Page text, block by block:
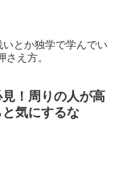
とか独学で学んでい
え方。
！周りの人が高
気にするな